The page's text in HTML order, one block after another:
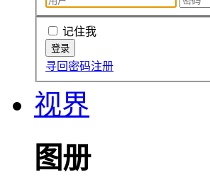
记住我
寻回密码注册
视界
图册